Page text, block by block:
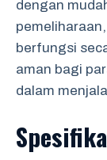
dengan
berfungsi
aman bagi
dalam